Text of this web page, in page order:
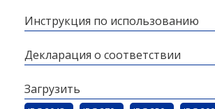
Инструкция по использованию
Декларация о соответствии
Загрузить